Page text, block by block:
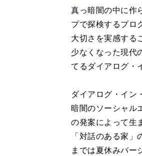
真っ暗闇の中に作
プで探検するプロ
大切さを実感する
少なくなった現代
てるダイアログ・
ダイアログ・イン
暗闇のソーシャル
の発案によって生
「対話のある家
までは夏休みバー